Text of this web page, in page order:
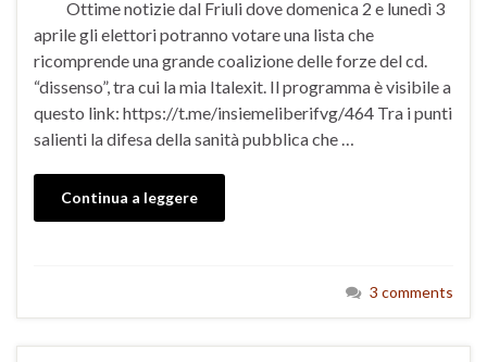
Ottime notizie dal Friuli dove domenica 2 e lunedì 3
aprile gli elettori potranno votare una lista che
ricomprende una grande coalizione delle forze del cd.
“dissenso”, tra cui la mia Italexit. Il programma è visibile a
questo link: https://t.me/insiemeliberifvg/464 Tra i punti
salienti la difesa della sanità pubblica che …
Continua a leggere
3 comments